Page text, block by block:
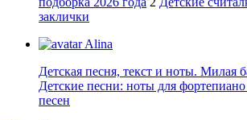
заклички
Alina
Детская песня, текст и ноты. Милая
Детские песни: ноты для
песен